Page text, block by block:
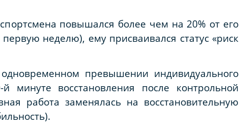
повышался более чем на 20% от его
неделю), ему присваивался статус «риск
превышении индивидуального
минуте восстановления после контрольной
работа заменялась на восстановительную